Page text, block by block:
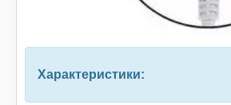
Характеристики: